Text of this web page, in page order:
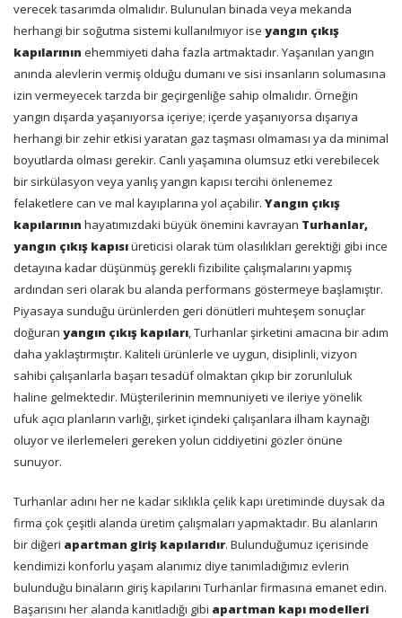
verecek tasarımda olmalıdır. Bulunulan binada veya mekanda
herhangi bir soğutma sistemi kullanılmıyor ise yangın çıkış
kapılarının ehemmiyeti daha fazla artmaktadır. Yaşanılan yangın
anında alevlerin vermiş olduğu dumanı ve sisi insanların solumasına
izin vermeyecek tarzda bir geçirgenliğe sahip olmalıdır. Örneğin
yangın dışarda yaşanıyorsa içeriye; içerde yaşanıyorsa dışarıya
herhangi bir zehir etkisi yaratan gaz taşması olmaması ya da minimal
boyutlarda olması gerekir. Canlı yaşamına olumsuz etki verebilecek
bir sirkülasyon veya yanlış yangın kapısı tercihi önlenemez
felaketlere can ve mal kayıplarına yol açabilir. Yangın çıkış
kapılarının hayatımızdaki büyük önemini kavrayan Turhanlar,
yangın çıkış kapısıüreticisi olarak tüm olasılıkları gerektiği gibi ince
detayına kadar düşünmüş gerekli fizibilite çalışmalarını yapmış
ardından seri olarak bu alanda performans göstermeye başlamıştır.
Piyasaya sunduğu ürünlerden geri dönütleri muhteşem sonuçlar
doğuran yangın çıkış kapıları, Turhanlar şirketini amacına bir adım
daha yaklaştırmıştır. Kaliteli ürünlerle ve uygun, disiplinli, vizyon
sahibi çalışanlarla başarı tesadüf olmaktan çıkıp bir zorunluluk
haline gelmektedir. Müşterilerinin memnuniyeti ve ileriye yönelik
ufuk açıcı planların varlığı, şirket içindeki çalışanlara ilham kaynağı
oluyor ve ilerlemeleri gereken yolun ciddiyetini gözler önüne
sunuyor.
Turhanlar adını her ne kadar sıklıkla çelik kapı üretiminde duysak da
firma çok çeşitli alanda üretim çalışmaları yapmaktadır. Bu alanların
bir diğeri apartman giriş kapılarıdır. Bulunduğumuz içerisinde
kendimizi konforlu yaşam alanımız diye tanımladığımız evlerin
bulunduğu binaların giriş kapılarını Turhanlar firmasına emanet edin.
Başarısını her alanda kanıtladığı gibi apartman kapı modelleri